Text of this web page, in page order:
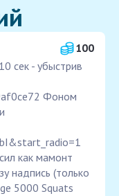
100
сек - убыстрив
Фоном
как мамонт
надпись (только
5000 Squats